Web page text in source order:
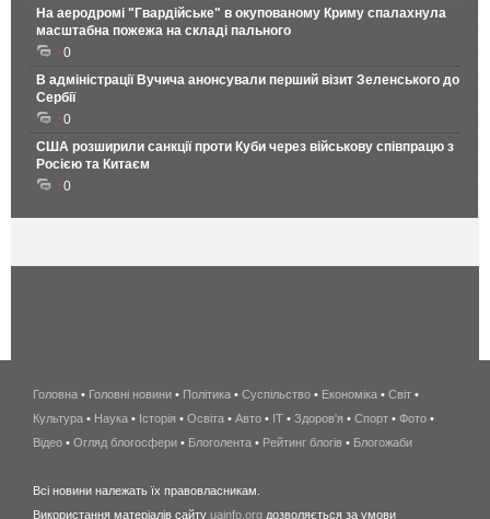
На аеродромі "Гвардійське" в окупованому Криму спалахнула
масштабна пожежа на складі пального
0
В адміністрації Вучича анонсували перший візит Зеленського до
Сербії
0
США розширили санкції проти Куби через військову співпрацю з
Росією та Китаєм
0
беспроводной
интернет
киев
wimax
Головна • Головні новини • Політика • Суспільство • Економіка • Світ •
Культура • Наука • Історія • Освіта • Авто • IT • Здоров'я • Спорт • Фото •
Відео • Огляд блогосфери • Блоголента • Рейтинг блогів • Блогожаби
Всі новини належать їх правовласникам.
Використання матеріалів сайту uainfo.org дозволяється за умови